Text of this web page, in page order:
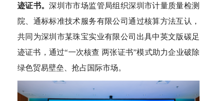
迹证书。深圳市市场监管局组织深圳市计量质量检测
院、通标标准技术服务有限公司通过核算方法互认，
共同为深圳市某珠宝实业有限公司出具中英文版碳足
迹证书，通过“一次核查 两张证书”模式助力企业破除
绿色贸易壁垒、抢占国际市场。